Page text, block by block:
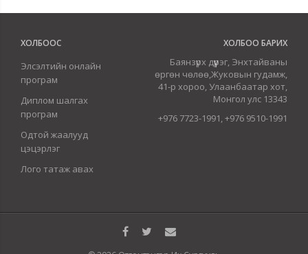
ХОЛБООС
Элсэлтийн онлайн
програм
Диплом шалгах
програм
Одтой жаалууд
цэцэрлэг
Лого татаж авах
ХОЛБОО БАРИХ
Баянзүрх дүүрэг, Энхтайваны
өргөн чөлөө,Жуковын гудамж,
41-р хороо, Улаанбаатар хот,
Монгол улс 13343
+976 7723-1991, +976 9510-1991